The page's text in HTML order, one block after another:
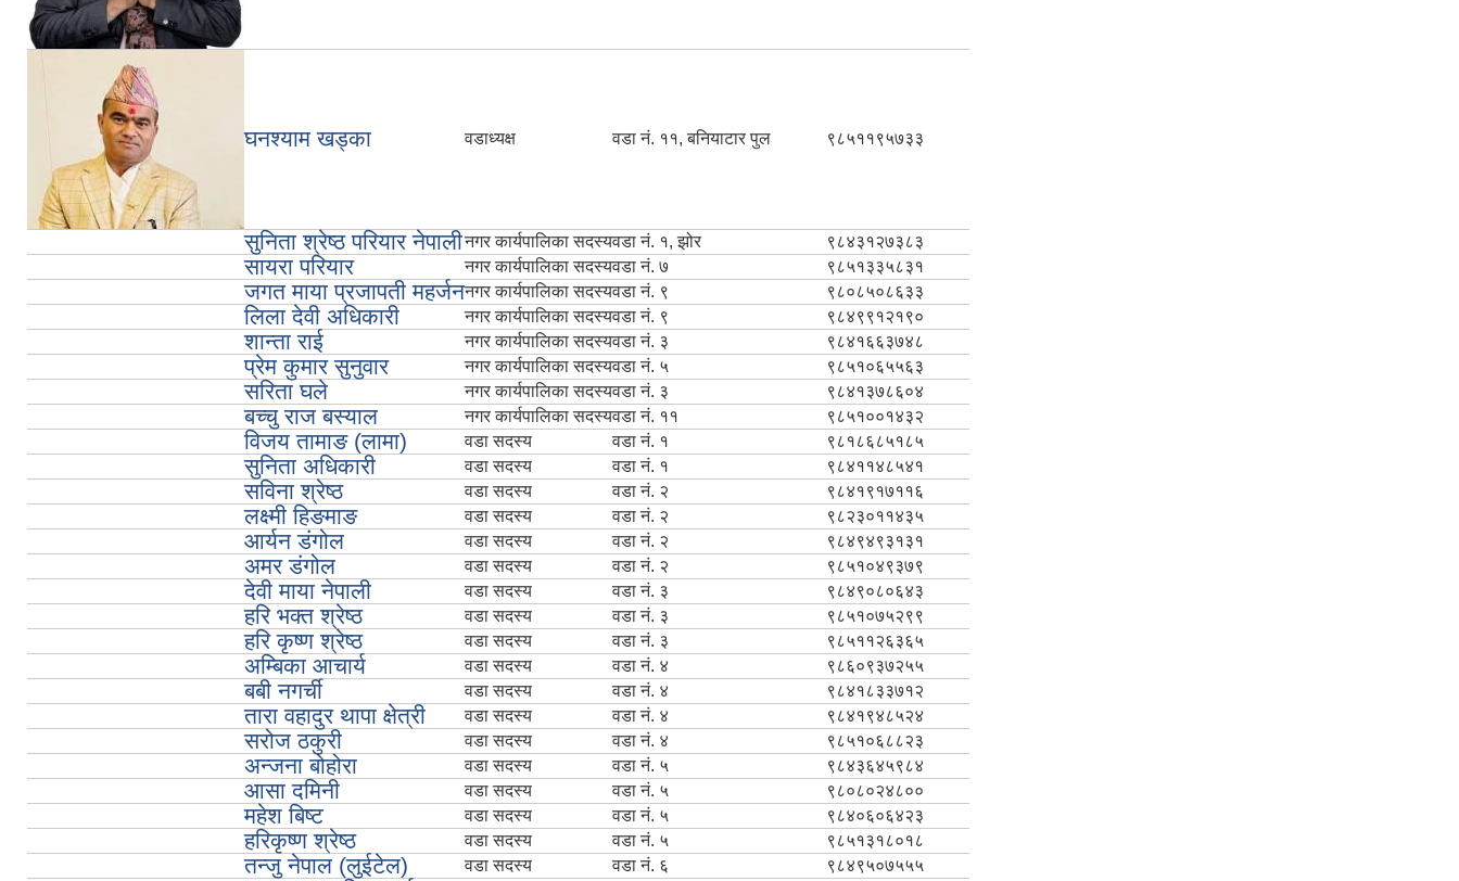
घनश्‍याम खड्का वडाध्यक्ष वडा नं. ११, बनियाटार पुल ९८५११९५७३३
सुनिता श्रेष्‍ठ परियार नेपालीनगर कार्यपालिका सदस्यवडा नं. १, झोर ९८४३१२७३८३
सायरा परियार नगर कार्यपालिका सदस्यवडा नं. ७ ९८५१३३५८३१
जगत माया प्रजापती महर्जननगर कार्यपालिका सदस्यवडा नं. ९ ९८०८५०८६३३
लिला देवी अधिकारी नगर कार्यपालिका सदस्यवडा नं. ९ ९८४९९१२१९०
शान्ता राई नगर कार्यपालिका सदस्यवडा नं. ३ ९८४१६६३७४८
प्रेम कुमार सुनुवार नगर कार्यपालिका सदस्यवडा नं. ५ ९८५१०६५५६३
सरिता घले नगर कार्यपालिका सदस्यवडा नं. ३ ९८४१३७८६०४
बच्चु राज बस्याल नगर कार्यपालिका सदस्यवडा नं. ११ ९८५१००१४३२
विजय तामाङ (लामा) वडा सदस्य वडा नं. १ ९८१८६८५१८५
सुनिता अधिकारी वडा सदस्य वडा नं. १ ९८४११४८५४१
सविना श्रेष्ठ वडा सदस्य वडा नं. २ ९८४१९१७११६
लक्ष्मी हिङमाङ वडा सदस्य वडा नं. २ ९८२३०११४३५
आर्यन डंगोल वडा सदस्य वडा नं. २ ९८४९४९३१३१
अमर डंगोल वडा सदस्य वडा नं. २ ९८५१०४९३७९
देवी माया नेपाली वडा सदस्य वडा नं. ३ ९८४९०८०६४३
हरि भक्त श्रेष्ठ वडा सदस्य वडा नं. ३ ९८५१०७५२९९
हरि कृष्‍ण श्रेष्‍ठ वडा सदस्य वडा नं. ३ ९८५११२६३६५
अम्‍बिका आचार्य वडा सदस्य वडा नं. ४ ९८६०९३७२५५
बबी नगर्ची वडा सदस्य वडा नं. ४ ९८४१८३३७१२
तारा वहादुर थापा क्षेत्री वडा सदस्य वडा नं. ४ ९८४१९४८५२४
सरोज ठकुरी वडा सदस्य वडा नं. ४ ९८५१०६८८२३
अन्जना बोहोरा वडा सदस्य वडा नं. ५ ९८४३६४५९८४
आसा दमिनी वडा सदस्य वडा नं. ५ ९८०८०२४८००
महेश बिष्ट वडा सदस्य वडा नं. ५ ९८४०६०६४२३
हरिकृष्‍ण श्रेष्‍ठ वडा सदस्य वडा नं. ५ ९८५१३१८०१८
तन्जु नेपाल (लुईटेल) वडा सदस्य वडा नं. ६ ९८४९५०७५५५